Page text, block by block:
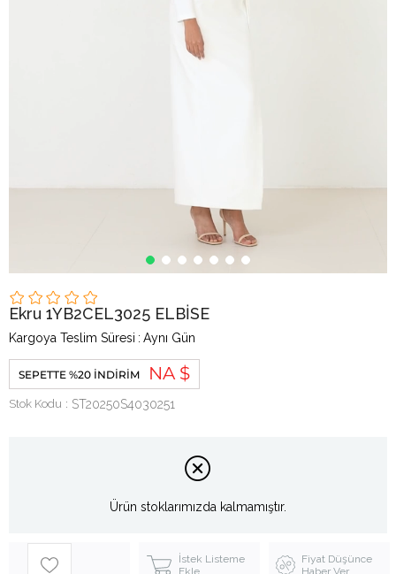
Ekru 1YB2CEL3025 ELBİSE
Kargoya Teslim Süresi : Aynı Gün
SEPETTE %20 İNDIRIM NA $
Stok Kodu ST20250S4030251
Ürün stoklarımızda kalmamıştır.
İstek Listeme
Ekle
Fiyat Düşünce
Haber Ver